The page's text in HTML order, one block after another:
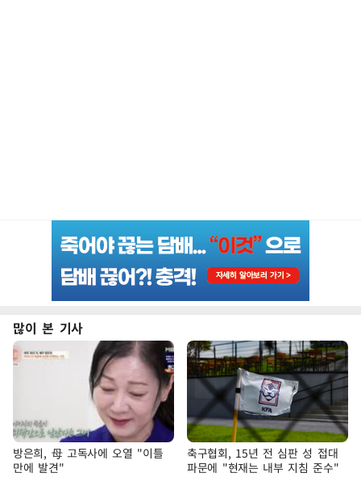
많이 본 기사
방은희, 母 고독사에 오열 "이틀
만에 발견"
축구협회, 15년 전 심판 성 접대
파문에 "현재는 내부 지침 준수"